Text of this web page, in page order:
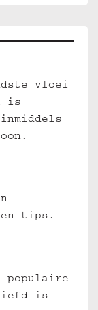
vloei
is
tips.
populaire
is